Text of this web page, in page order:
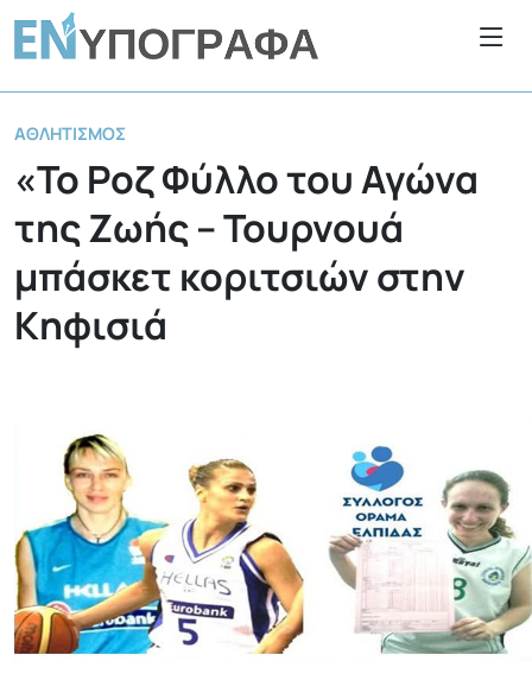
ΑΘΛΗΤΙΣΜΌΣ
«To Ροζ Φύλλο του Αγώνα
της Ζωής – Τουρνουά
μπάσκετ κοριτσιών στην
Κηφισιά